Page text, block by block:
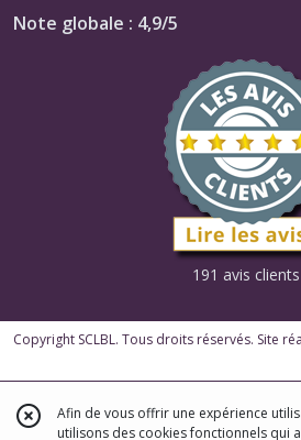
Note globale : 4,9/5
191 avis clients
Copyright SCLBL. Tous droits réservés. Site
Afin de vous offrir une expérience
utilisons des cookies fonctionnels qui